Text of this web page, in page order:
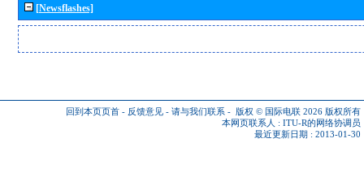
[Newsflashes]
回到本页页首 - 反馈意见 - 请与我们联系 - 版权 © 国际电联 2026 版权所有
本网页联系人 : ITU-R的网络协调员
最近更新日期 : 2013-01-30